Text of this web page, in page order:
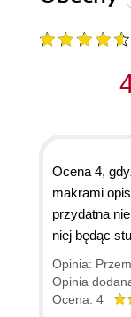
Ocena 4,
makrami
przydatna
niej będąc
Opinia:
Opinia
Ocena: 4